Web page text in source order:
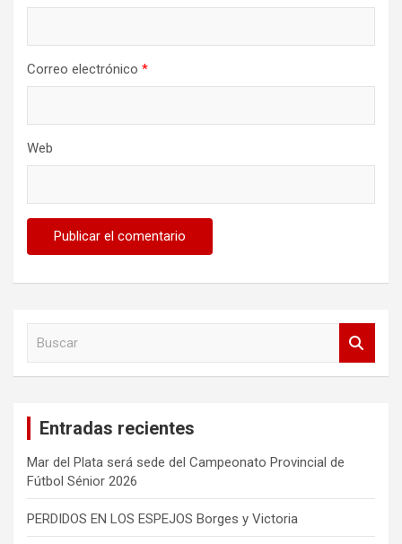
Correo electrónico *
Web
Entradas recientes
Mar del Plata será sede del Campeonato Provincial de
Fútbol Sénior 2026
PERDIDOS EN LOS ESPEJOS Borges y Victoria